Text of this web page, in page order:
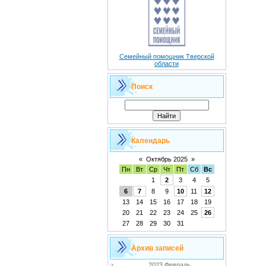
Семейный помощник Тверской
области
Поиск
Календарь
« Октябрь 2025 »
Пн
Вт Ср Чт Пт Сб
Вс
1
2 3 4
5
6
7 8 9 10 11
12
13
14 15 16 17 18
19
20
21 22 23 24 25
26
27
28 29 30 31
Архив записей